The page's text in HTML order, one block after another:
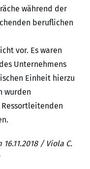
während der
beruflichen
vor. Es waren
Unternehmens
Einheit hierzu
wurden
/ Viola C.